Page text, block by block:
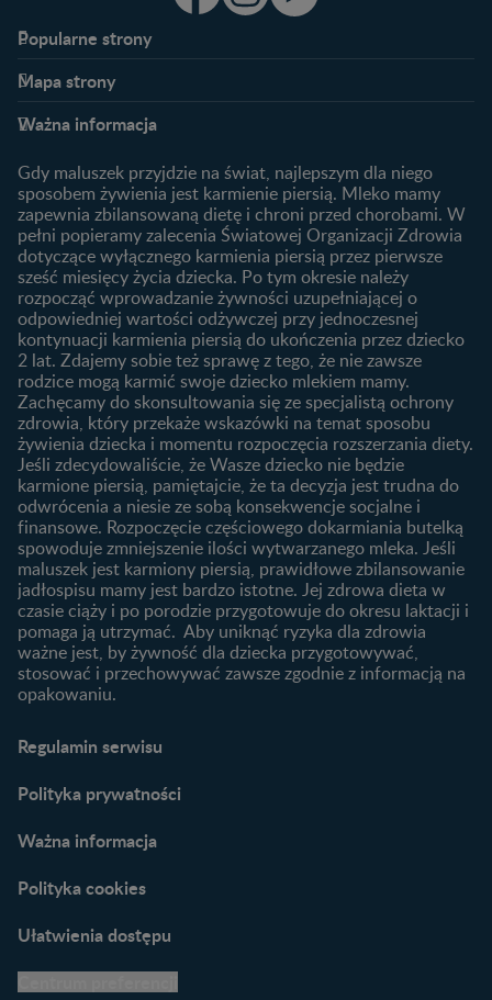
Popularne strony​
Kontakt
FAQ
Produkty
Wyszukiwarka produktów
Nasze marki
Mapa strony​
Plamienie implantacyjne –
Jak zaplanować płeć
dziecka?
Jak rozpoznać dni płodne?
Badania przed ciążą
Planowanie urlopu
macierzyńskiego
1. trymestr ciąży
2. trymestr ciąży
3. trymestr ciąży
Rozwój dziecka
Kalendarz rozwoju dziecka
Skoki rozwojowe
Ząbkowanie u niemowląt
Żywienie dziecka
10 sposobów jak poprawić
laktację
Jakie mleko następne
wybrać dla dziecka?
Jak rozszerzać dietę
niemowlaka?
Przydatne materiały dla
rodziców
Poradniki dla rodziców
Karty do zdjęć dla
Maluszka
Materiały do pobrania
Narzędzia dla rodziców
praktyczne wskazówki
Ważna informacja
Gdy maluszek przyjdzie na świat, najlepszym dla niego
sposobem żywienia jest karmienie piersią. Mleko mamy
zapewnia zbilansowaną dietę i chroni przed chorobami. W
pełni popieramy zalecenia Światowej Organizacji Zdrowia
dotyczące wyłącznego karmienia piersią przez pierwsze
sześć miesięcy życia dziecka. Po tym okresie należy
rozpocząć wprowadzanie żywności uzupełniającej o
odpowiedniej wartości odżywczej przy jednoczesnej
kontynuacji karmienia piersią do ukończenia przez dziecko
2 lat. Zdajemy sobie też sprawę z tego, że nie zawsze
rodzice mogą karmić swoje dziecko mlekiem mamy.
Zachęcamy do skonsultowania się ze specjalistą ochrony
zdrowia, który przekaże wskazówki na temat sposobu
żywienia dziecka i momentu rozpoczęcia rozszerzania diety.
Jeśli zdecydowaliście, że Wasze dziecko nie będzie
karmione piersią, pamiętajcie, że ta decyzja jest trudna do
odwrócenia a niesie ze sobą konsekwencje socjalne i
finansowe. Rozpoczęcie częściowego dokarmiania butelką
spowoduje zmniejszenie ilości wytwarzanego mleka. Jeśli
maluszek jest karmiony piersią, prawidłowe zbilansowanie
jadłospisu mamy jest bardzo istotne. Jej zdrowa dieta w
czasie ciąży i po porodzie przygotowuje do okresu laktacji i
pomaga ją utrzymać. Aby uniknąć ryzyka dla zdrowia
ważne jest, by żywność dla dziecka przygotowywać,
stosować i przechowywać zawsze zgodnie z informacją na
opakowaniu.
Regulamin serwisu
Polityka prywatności
Ważna informacja
Polityka cookies
Ułatwienia dostępu